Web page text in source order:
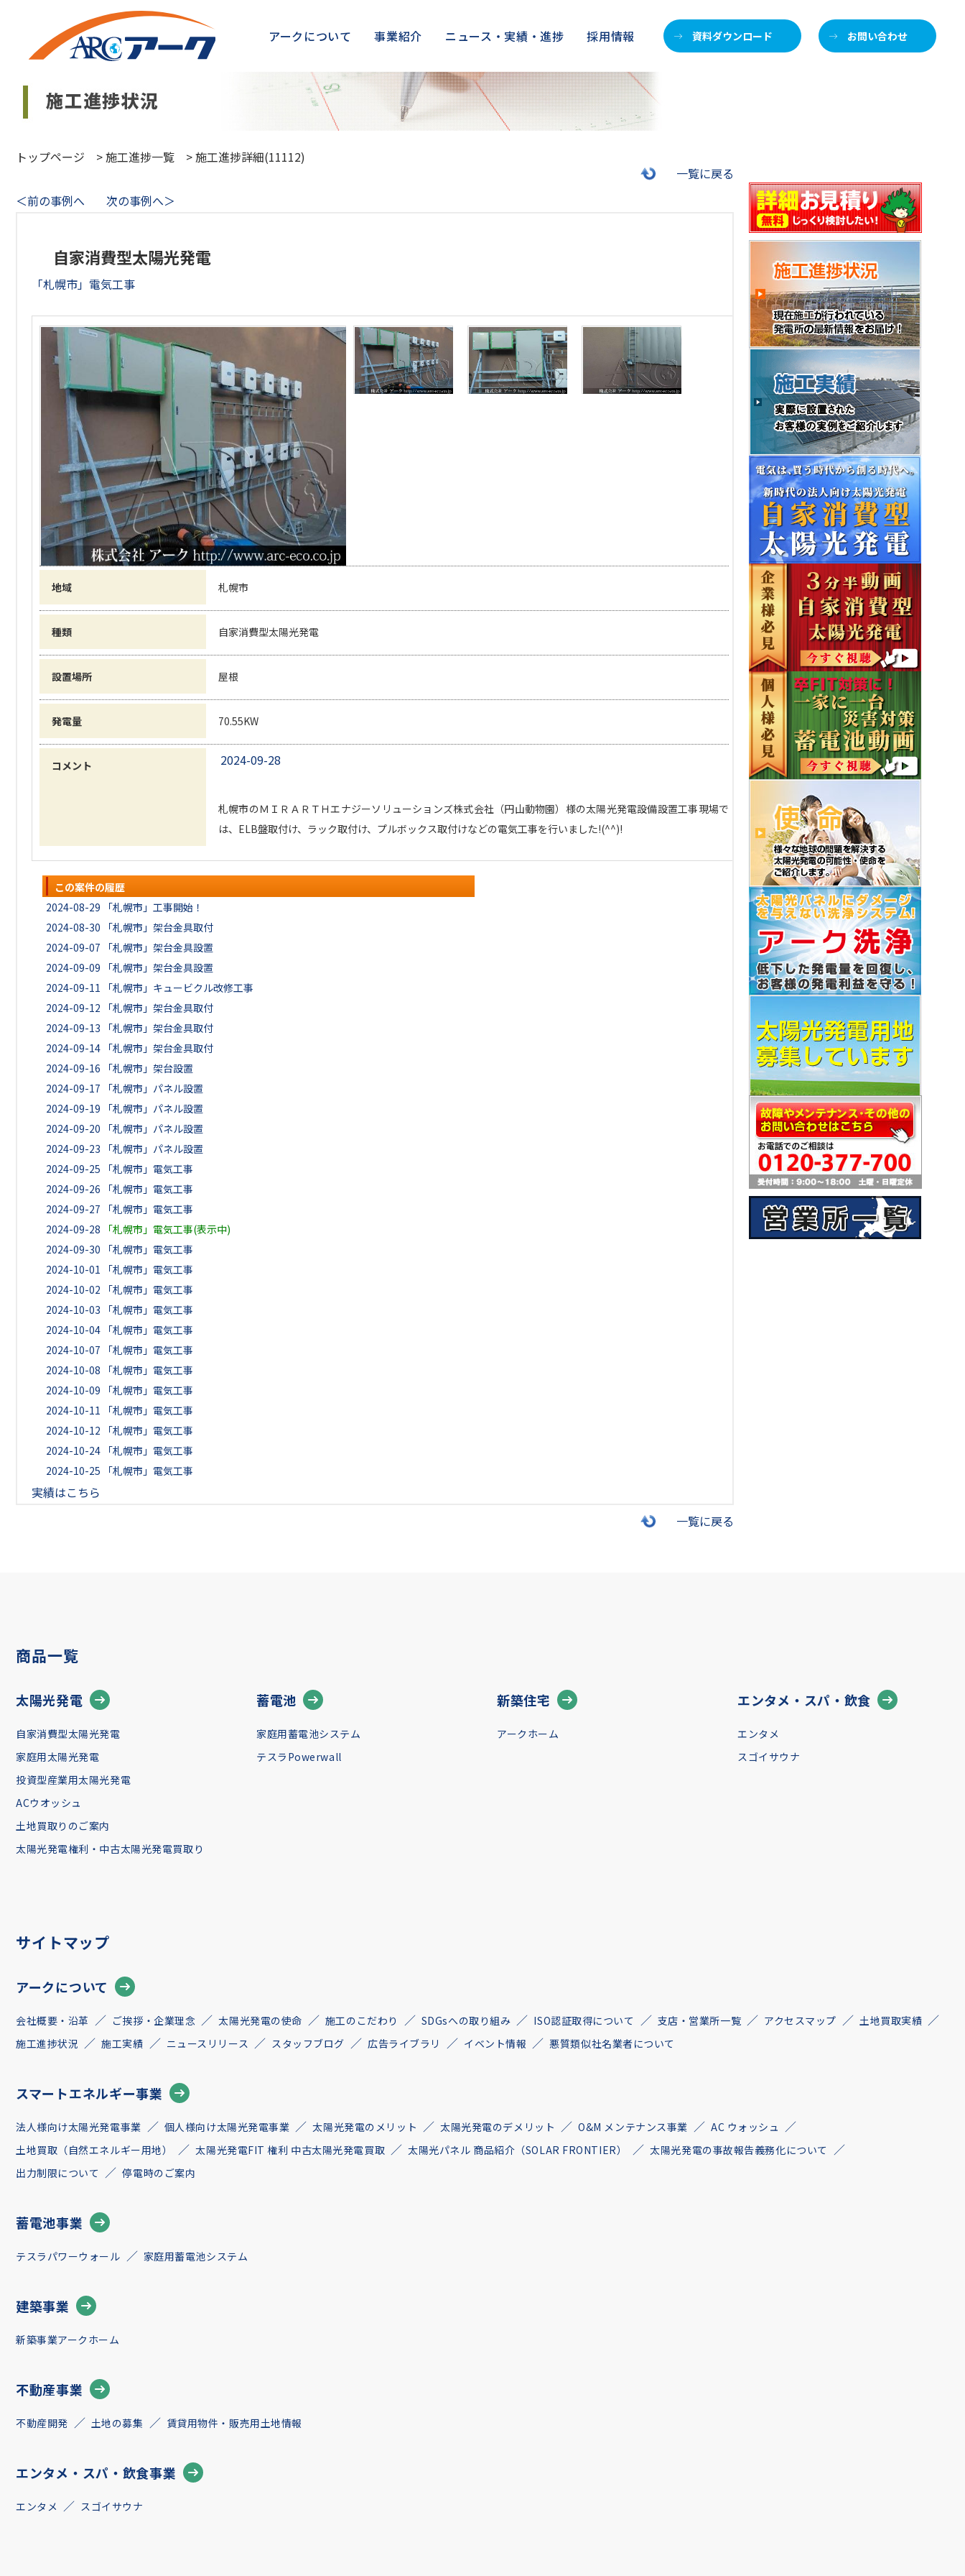
アークについて 事業紹介 ニュース・実績・進捗 採用情報 資料ダウンロード お問い合わせ
トップページ >施工進捗一覧 >施工進捗詳細(11112)
一覧に戻る
＜前の事例へ
次の事例へ＞
自家消費型太陽光発電
「札幌市」電気工事
地域 札幌市
種類 自家消費型太陽光発電
設置場所 屋根
発電量 70.55KW
コメント 2024-09-28
札幌市のＭＩＲＡＲＴＨエナジーソリューションズ株式会社（円山動物園）様の太陽光発電設備設置工事現場で
は、ELB盤取付け、ラック取付け、プルボックス取付けなどの電気工事を行いました!(^^)!
この案件の履歴
2024-08-29
「札幌市」工事開始！
2024-08-30
「札幌市」架台金具取付
2024-09-07
「札幌市」架台金具設置
2024-09-09
「札幌市」架台金具設置
2024-09-11
「札幌市」キュービクル改修工事
2024-09-12
「札幌市」架台金具取付
2024-09-13
「札幌市」架台金具取付
2024-09-14 「札幌市」架台金具取付
2024-09-16
「札幌市」架台設置
2024-09-17
「札幌市」パネル設置
2024-09-19
「札幌市」パネル設置
2024-09-20
「札幌市」パネル設置
2024-09-23
「札幌市」パネル設置
2024-09-25
「札幌市」電気工事
2024-09-26
「札幌市」電気工事
2024-09-27
「札幌市」電気工事
2024-09-28
「札幌市」電気工事(表示中)
2024-09-30
「札幌市」電気工事
2024-10-01
「札幌市」電気工事
2024-10-02
「札幌市」電気工事
2024-10-03
「札幌市」電気工事
2024-10-04 「札幌市」電気工事
2024-10-07
「札幌市」電気工事
2024-10-08
「札幌市」電気工事
2024-10-09
「札幌市」電気工事
2024-10-11
「札幌市」電気工事
2024-10-12
「札幌市」電気工事
2024-10-24 「札幌市」電気工事
2024-10-25
「札幌市」電気工事
実績はこちら
一覧に戻る
商品一覧
太陽光発電
自家消費型太陽光発電
家庭用太陽光発電
投資型産業用太陽光発電
ACウオッシュ
土地買取りのご案内
太陽光発電権利・中古太陽光発電買取り
蓄電池
家庭用蓄電池システム
テスラPowerwall
新築住宅
アークホーム
エンタメ・スパ・飲食
エンタメ
スゴイサウナ
サイトマップ
アークについて
会社概要・沿革 ご挨拶・企業理念 太陽光発電の使命 施工のこだわり SDGsへの取り組み ISO認証取得について 支店・営業所一覧 アクセスマップ
土地買取実績
施工進捗状況
施工実績 ニュースリリース スタッフブログ 広告ライブラリ イベント情報 悪質類似社名業者について
スマートエネルギー事業
法人様向け太陽光発電事業 個人様向け太陽光発電事業 太陽光発電のメリット 太陽光発電のデメリット O&M メンテナンス事業
AC ウォッシュ
土地買取（自然エネルギー用地）
太陽光発電FIT 権利 中古太陽光発電買取 太陽光パネル 商品紹介（SOLAR FRONTIER）
太陽光発電の事故報告義務化について
出力制限について
停電時のご案内
蓄電池事業
テスラパワーウォール 家庭用蓄電池システム
建築事業
新築事業アークホーム
不動産事業
不動産開発 土地の募集 賃貸用物件・販売用土地情報
エンタメ・スパ・飲食事業
エンタメ スゴイサウナ